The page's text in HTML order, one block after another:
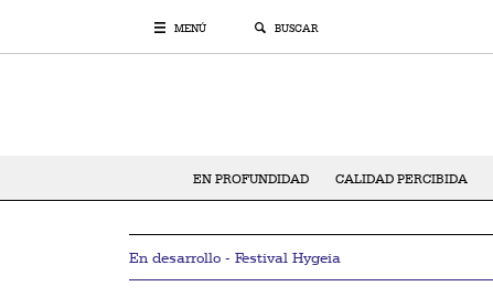
MENÚ BUSCAR
EN PROFUNDIDAD CALIDAD PERCIBIDA
En desarrollo - Festival Hygeia